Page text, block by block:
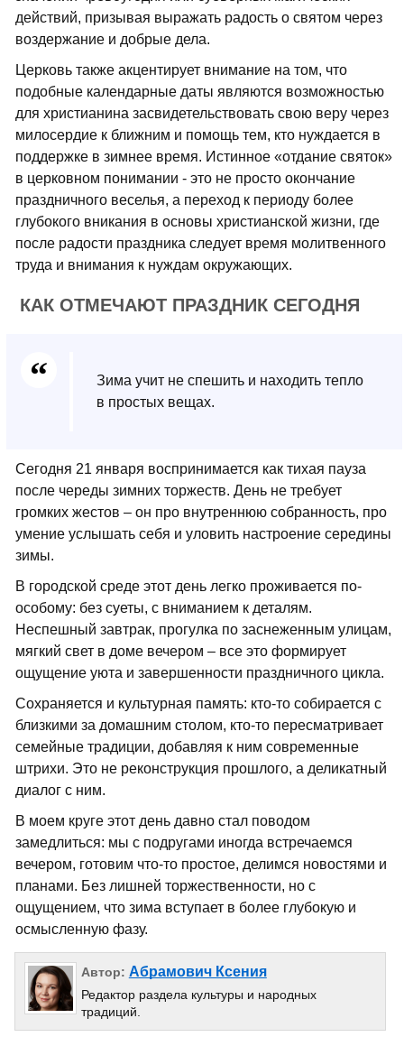
действий, призывая выражать радость о святом через
воздержание и добрые дела.
Церковь также акцентирует внимание на том, что
подобные календарные даты являются возможностью
для христианина засвидетельствовать свою веру через
милосердие к ближним и помощь тем, кто нуждается в
поддержке в зимнее время. Истинное «отдание святок»
в церковном понимании - это не просто окончание
праздничного веселья, а переход к периоду более
глубокого вникания в основы христианской жизни, где
после радости праздника следует время молитвенного
труда и внимания к нуждам окружающих.
КАК ОТМЕЧАЮТ ПРАЗДНИК СЕГОДНЯ
Зима учит не спешить и находить тепло
в простых вещах.
Сегодня 21 января воспринимается как тихая пауза
после череды зимних торжеств. День не требует
громких жестов – он про внутреннюю собранность, про
умение услышать себя и уловить настроение середины
зимы.
В городской среде этот день легко проживается по-
особому: без суеты, с вниманием к деталям.
Неспешный завтрак, прогулка по заснеженным улицам,
мягкий свет в доме вечером – все это формирует
ощущение уюта и завершенности праздничного цикла.
Сохраняется и культурная память: кто-то собирается с
близкими за домашним столом, кто-то пересматривает
семейные традиции, добавляя к ним современные
штрихи. Это не реконструкция прошлого, а деликатный
диалог с ним.
В моем круге этот день давно стал поводом
замедлиться: мы с подругами иногда встречаемся
вечером, готовим что-то простое, делимся новостями и
планами. Без лишней торжественности, но с
ощущением, что зима вступает в более глубокую и
осмысленную фазу.
Автор: Абрамович Ксения
Редактор раздела культуры и народных
традиций.